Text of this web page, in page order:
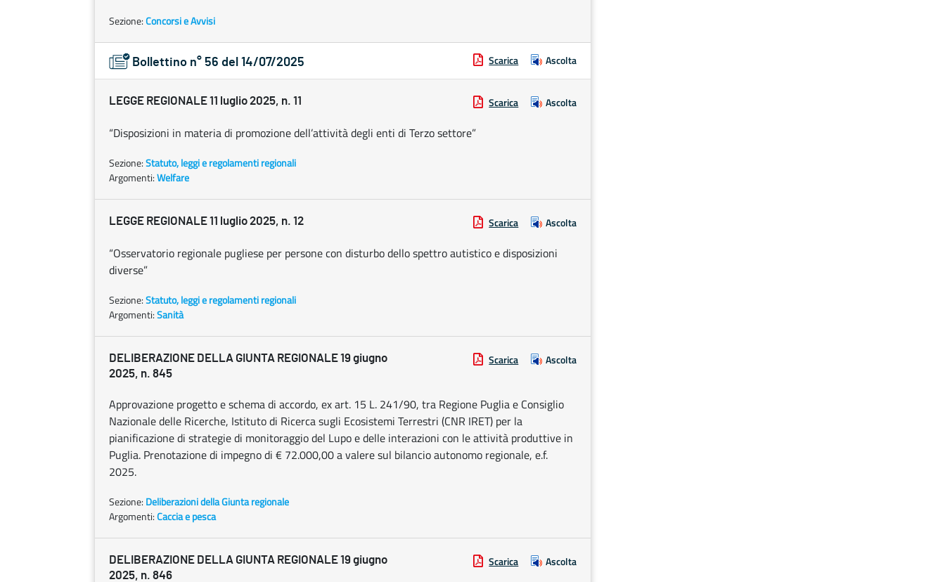
Sezione:Concorsi e Avvisi
Bollettino n° 56 del 14/07/2025 Scarica Ascolta
LEGGE REGIONALE 11 luglio 2025, n. 11 Scarica Ascolta
“Disposizioni in materia di promozione dell’attività degli enti di Terzo settore”
Sezione:Statuto, leggi e regolamenti regionali
Argomenti:Welfare
LEGGE REGIONALE 11 luglio 2025, n. 12 Scarica Ascolta
“Osservatorio regionale pugliese per persone con disturbo dello spettro autistico e disposizioni
diverse”
Sezione:Statuto, leggi e regolamenti regionali
Argomenti:Sanità
DELIBERAZIONE DELLA GIUNTA REGIONALE 19 giugno
2025, n. 845
Scarica Ascolta
Approvazione progetto e schema di accordo, ex art. 15 L. 241/90, tra Regione Puglia e Consiglio
Nazionale delle Ricerche, Istituto di Ricerca sugli Ecosistemi Terrestri (CNR IRET) per la
pianificazione di strategie di monitoraggio del Lupo e delle interazioni con le attività produttive in
Puglia. Prenotazione di impegno di € 72.000,00 a valere sul bilancio autonomo regionale, e.f.
2025.
Sezione: Deliberazioni della Giunta regionale
Argomenti:Caccia e pesca
DELIBERAZIONE DELLA GIUNTA REGIONALE 19 giugno
2025, n. 846
Scarica Ascolta